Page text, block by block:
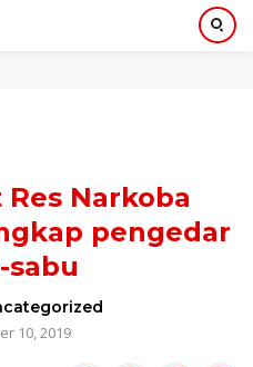
Narkoba
pengedar
sabu
10, 2019